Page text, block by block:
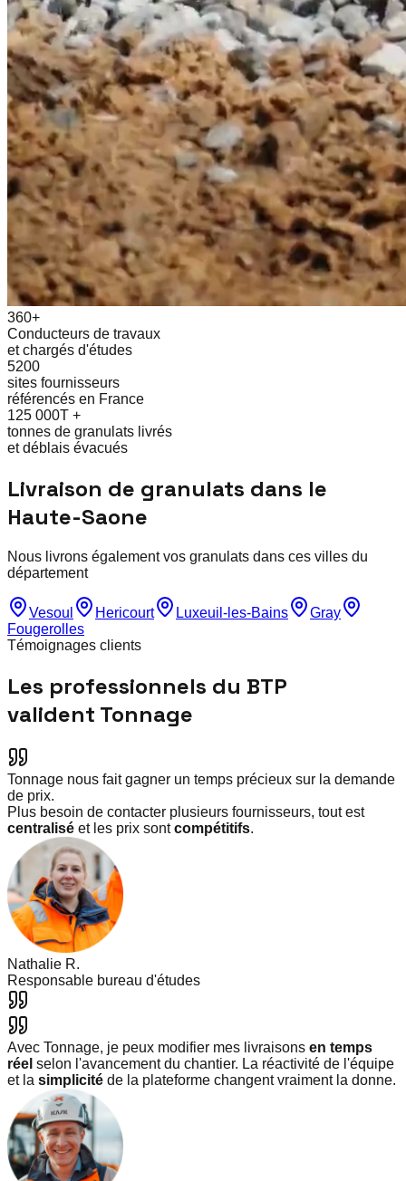
360+
Conducteurs de travaux
et chargés d'études
5200
sites fournisseurs
référencés en France
125 000T +
tonnes de granulats livrés
et déblais évacués
Livraison de granulats dans le
Haute-Saone
Nous livrons également vos granulats dans ces villes du
département
Vesoul Hericourt Luxeuil-les-Bains
Gray
Fougerolles
Témoignages clients
Les professionnels du BTP
valident Tonnage
Tonnage nous fait gagner un temps précieux sur la demande
de prix.
Plus besoin de contacter plusieurs fournisseurs, tout est
centralisé et les prix sontcompétitifs.
Nathalie R.
Responsable bureau d'études
Avec Tonnage, je peux modifier mes livraisons en temps
réel selon l'avancement du chantier. La réactivité de l'équipe
et la simplicité de la plateforme changent vraiment la donne.